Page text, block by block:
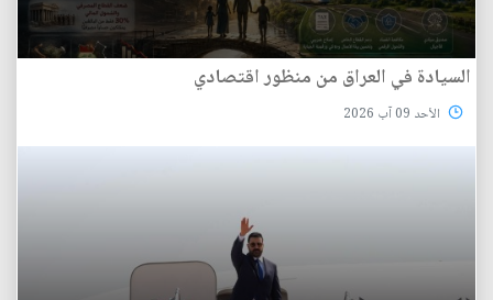
السيادة في العراق من منظور اقتصادي
الأحد 09 آب 2026